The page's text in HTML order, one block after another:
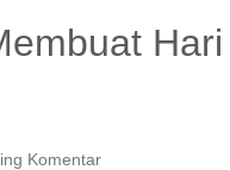
Komentar